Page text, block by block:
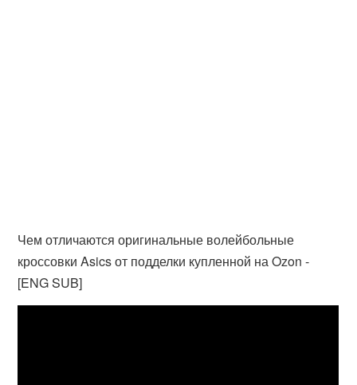
Чем отличаются оригинальные волейбольные
кроссовки Asics от подделки купленной на Ozon -
[ENG SUB]